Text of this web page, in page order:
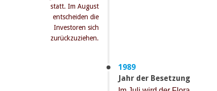
statt. Im August
entscheiden die
Investoren sich
zurückzuziehen.
1989
Jahr der Besetzung